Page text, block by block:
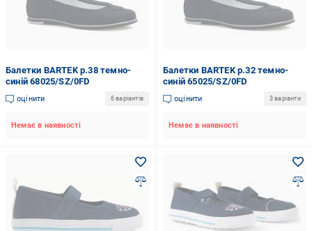
Балетки BARTEK р.38 темно-
синій 68025/SZ/0FD
оцінити 6 варіантів
Немає в наявності
Балетки BARTEK р.32 темно-
синій 65025/SZ/0FD
оцінити 3 варіанти
Немає в наявності